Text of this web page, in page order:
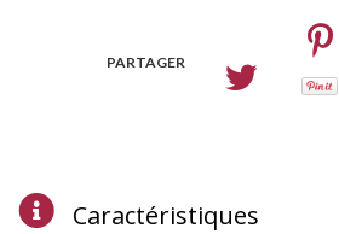
PARTAGER
Caractéristiques